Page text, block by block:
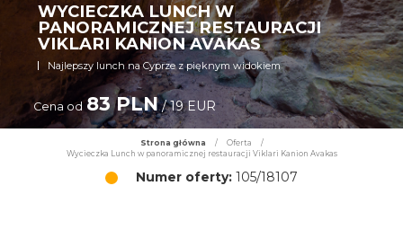
WYCIECZKA LUNCH W
PANORAMICZNEJ RESTAURACJI
VIKLARI KANION AVAKAS
Najlepszy lunch na Cyprze z pięknym widokiem
Cena od 83 PLN/ 19 EUR
Strona główna / Oferta
/
Wycieczka Lunch w panoramicznej restauracji Viklari Kanion Avakas
Numer oferty: 105/18107